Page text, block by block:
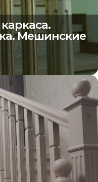
Мешинские